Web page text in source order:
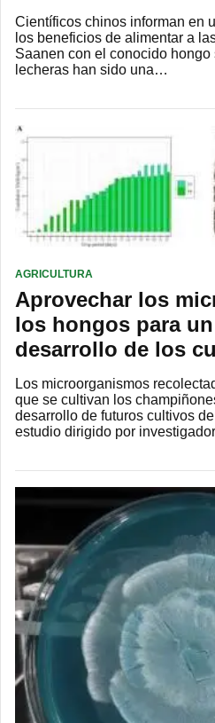
Científicos chinos informan en
los beneficios de alimentar a
Saanen con el conocido
lecheras han sido una…
AGRICULTURA
Aprovechar los
los hongos para
desarrollo de los
Los microorganismos
que se cultivan los
desarrollo de futuros cultivos
estudio dirigido por